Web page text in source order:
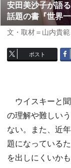
安田美沙子が語
話題の書『世界
文・取材＝山内貴範
ポスト
ウイスキーと
の理解や難しい
ない。また、近
題になっている
を出しにくいか